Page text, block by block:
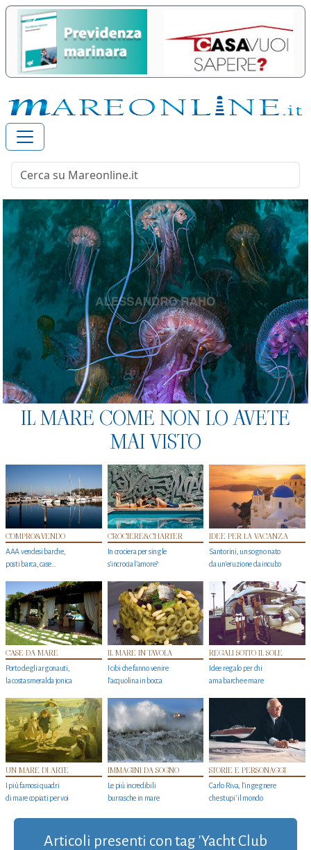
IL MARE COME NON LO AVETE
MAI VISTO
COMPRO&VENDO
AAA vendesi barche,
posti barca, case…
CROCIERE&CHARTER
In crociera per single
s'incrocia l’amore?
IDEE PER LA VACANZA
Santorini, un sogno nato
da un’eruzione da incubo
CASE DA MARE
Porto degli argonauti,
la costa smeralda jonica
IL MARE IN TAVOLA
I cibi che fanno venire
l’acquolina in bocca
REGALI SOTTO IL SOLE
Idee regalo per chi
ama barche e mare
UN MARE DI ARTE
I più famosi quadri
di mare copiati per voi
IMMAGINI DA SOGNO
Le più incredibili
burrasche in mare
STORIE E PERSONAGGI
Carlo Riva, l’ingegnere
che stupi' il mondo
Articoli presenti con tag 'Yacht Club